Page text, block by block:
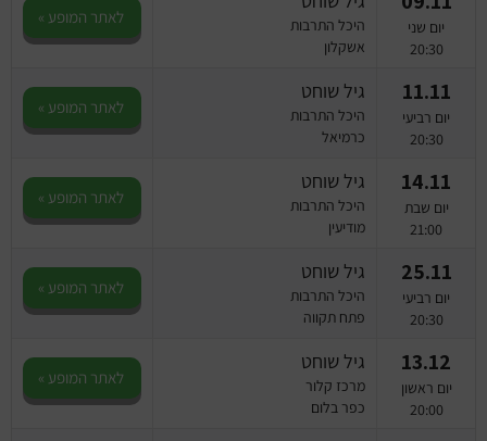
יום שני
20:30
היכל התרבות
אשקלון
לאתר המופע »
11.11
יום רביעי
20:30
גיל שוחט
היכל התרבות
כרמיאל
לאתר המופע »
14.11
יום שבת
21:00
גיל שוחט
היכל התרבות
מודיעין
לאתר המופע »
25.11
יום רביעי
20:30
גיל שוחט
היכל התרבות
פתח תקווה
לאתר המופע »
13.12
יום ראשון
20:00
גיל שוחט
מרכז קלור
כפר בלום
לאתר המופע »